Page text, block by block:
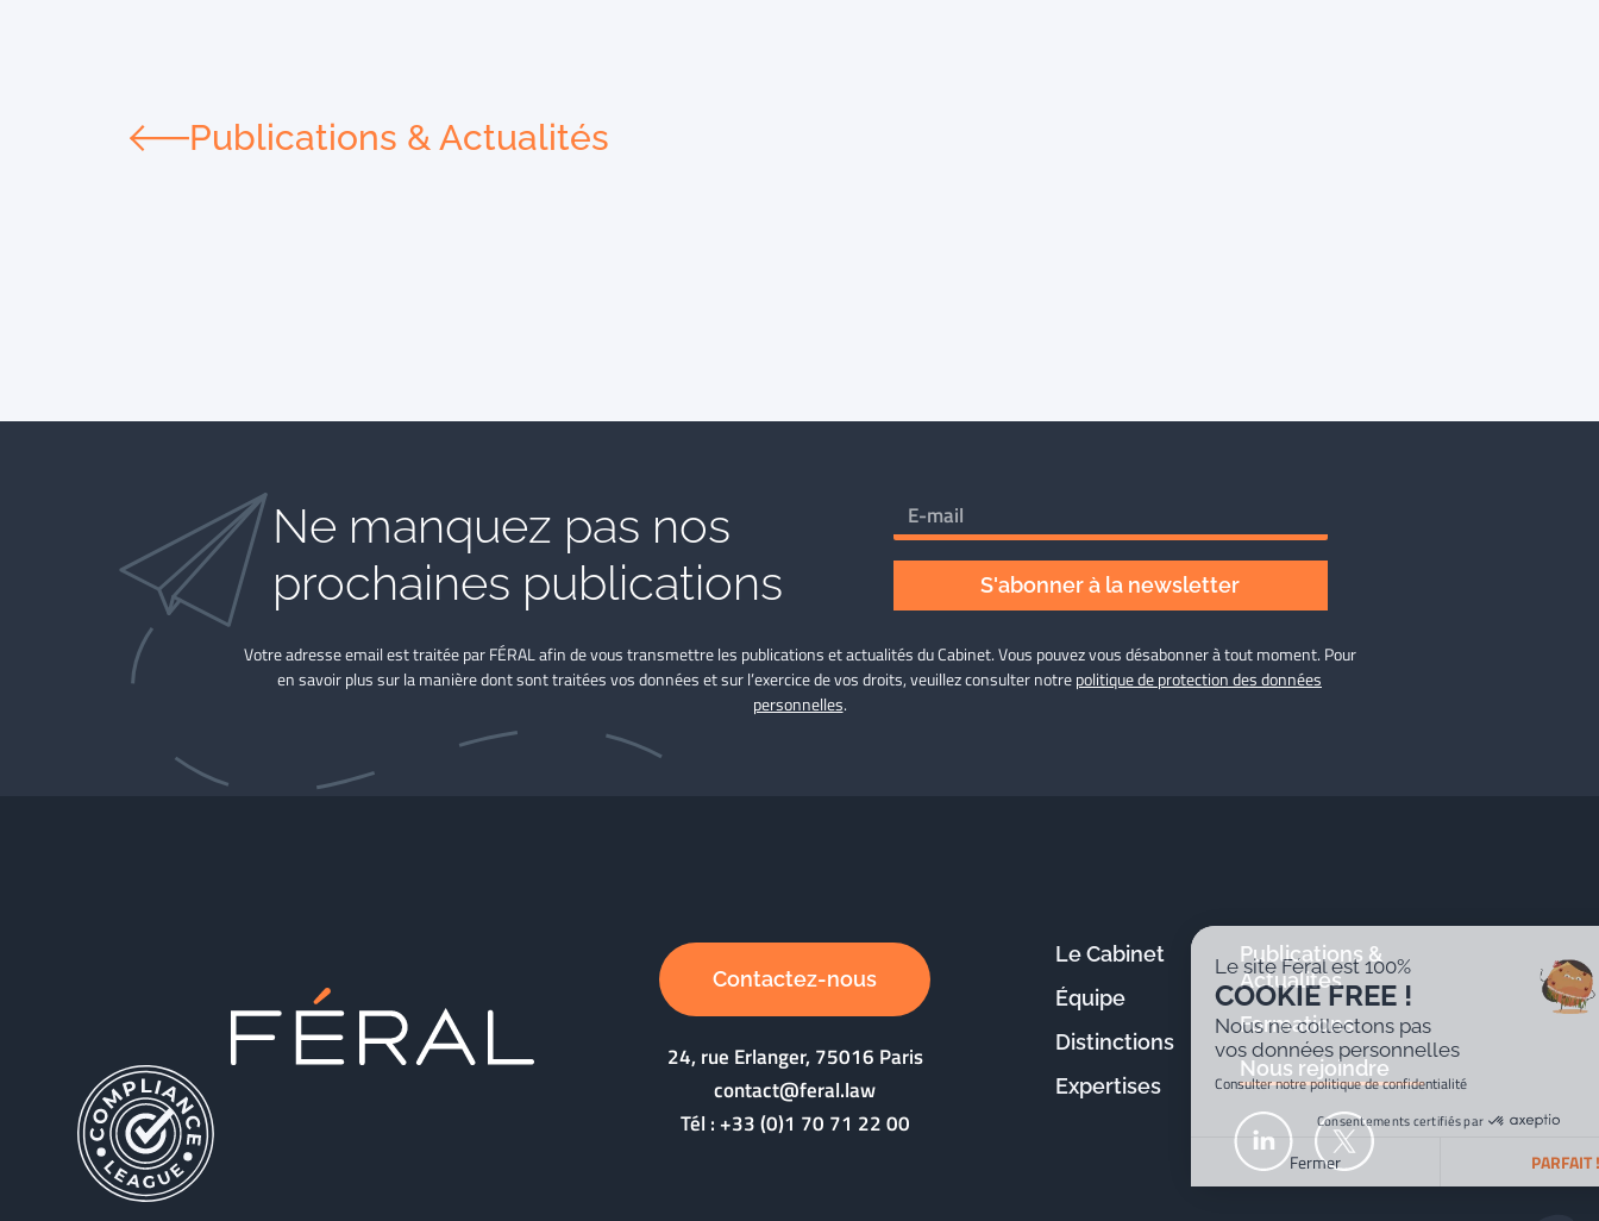
Publications & Actualités
Ne manquez pas nos
prochaines publications
S'abonner à la newsletter
Votre adresse email est traitée par FÉRAL afin de vous transmettre les publications et actualités du Cabinet. Vous pouvez vous désabonner à tout moment. Pour
en savoir plus sur la manière dont sont traitées vos données et sur l’exercice de vos droits, veuillez consulter notrepolitique de protection des données
personnelles.
Contactez-nous
24, rue Erlanger, 75016 Paris
contact@feral.law
Tél :+33 (0)1 70 71 22 00
Le Cabinet
Équipe
Distinctions
Expertises
Publications &
Actualités
Formations
Nous rejoindre
Le site Féral est 100%
COOKIE FREE !
Nous ne collectons pas
vos données personnelles
Consulter notre politique de confidentialité
Consentements certifiés par